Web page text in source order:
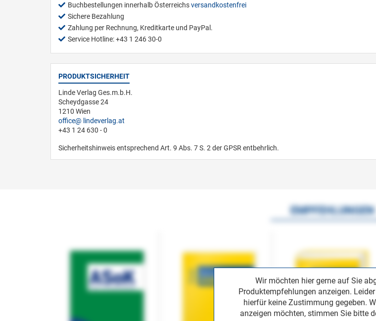
Buchbestellungen innerhalb Österreichsversandkostenfrei
Sichere Bezahlung
Zahlung per Rechnung, Kreditkarte und PayPal.
Service Hotline: +43 1 246 30-0
PRODUKTSICHERHEIT
Linde Verlag Ges.m.b.H.
Scheydgasse 24
1210 Wien
office
lindeverlag.at
+43 1 24 630 - 0
Sicherheitshinweis entsprechend Art. 9 Abs. 7 S. 2 der GPSR entbehrlich.
Wir möchten hier gerne auf Sie
Produktempfehlungen anzeigen.
hierfür keine Zustimmung gegeben.
anzeigen möchten, stimmen Sie bitte
EMPFEHLUNGEN